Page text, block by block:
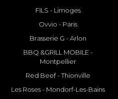
FILS - Limoges
Ovvio - Paris
Brasserie G - Arlon
BBQ &GRILL MOBILE -
Montpellier
Red Beef - Thionville
Les Roses - Mondorf-Les-Bains